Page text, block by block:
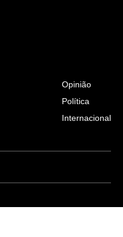
Opinião
Política
Internacional